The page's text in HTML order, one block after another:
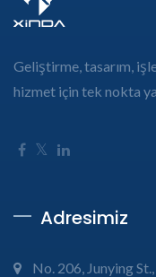
Geliştirme, tasarım,
hizmet için tek nokta
Adresimiz
No. 206, Junying